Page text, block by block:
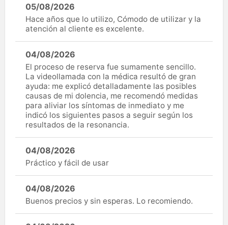
05/08/2026
Hace años que lo utilizo, Cómodo de utilizar y la
atención al cliente es excelente.
04/08/2026
El proceso de reserva fue sumamente sencillo.
La videollamada con la médica resultó de gran
ayuda: me explicó detalladamente las posibles
causas de mi dolencia, me recomendó medidas
para aliviar los síntomas de inmediato y me
indicó los siguientes pasos a seguir según los
resultados de la resonancia.
04/08/2026
Práctico y fácil de usar
04/08/2026
Buenos precios y sin esperas. Lo recomiendo.